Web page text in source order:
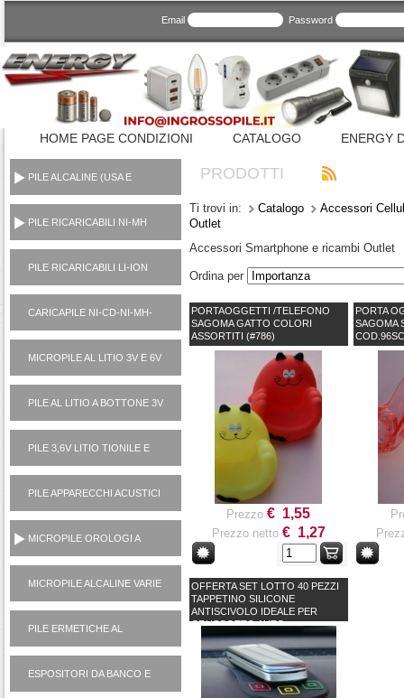
Email Password
HOME PAGE CONDIZIONI CATALOGO ENERGY
PILE ALCALINE (USA E
GETTA CONSUMER)
PILE RICARICABILI NI-MH
1,2V
PILE RICARICABILI LI-ION
3,7V
CARICAPILE NI-CD-NI-MH-
LI-ION-POWER BANK
MICROPILE AL LITIO 3V E 6V
PILE AL LITIO A BOTTONE 3V
PILE 3,6V LITIO TIONILE E
3V LITIO MANGANESE (USA
PILE APPARECCHI ACUSTICI
1,4V ZINCO ARIA
MICROPILE OROLOGI A
PASTICCA OSSIDO
MICROPILE ALCALINE VARIE
(1,5V, 6V, 12V)
PILE ERMETICHE AL
PIOMBO 6V E 12V
ESPOSITORI DA BANCO E
TERRA
PRODOTTI
Ti trovi in: Catalogo
Accessori
Outlet
Accessori Smartphone e ricambi Outlet
Ordina per
PORTAOGGETTI /TELEFONO
SAGOMA GATTO COLORI
ASSORTITI (#786)
Prezzo € 1,55
Prezzo netto € 1,27
PORTA
SAGOMA
OFFERTA SET LOTTO 40 PEZZI
TAPPETINO SILICONE
ANTISCIVOLO IDEALE PER
CRUSCOTTO AUTO